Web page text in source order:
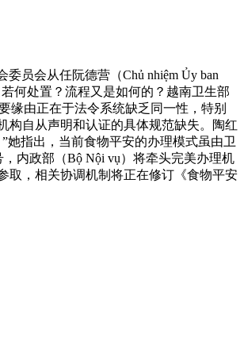
委员会从任阮德营（Chủ nhiệm Ủy ban
何处置？流程又是如何的？越南卫生部
缘由正在于法令系统缺乏同一性，特别
构自从声明和认证的具体规范缺失。陶红
指出，当前食物平安的办理模式虽由卫
内政部（Bộ Nội vụ）将牵头完美办理机
取，相关协调机制将正在修订《食物平安